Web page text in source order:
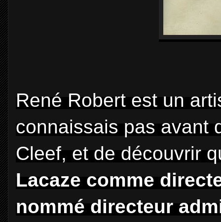
René Robert est un
connaissais pas avant
Cleef, et de découvrir
Lacaze comme
nommé directeur